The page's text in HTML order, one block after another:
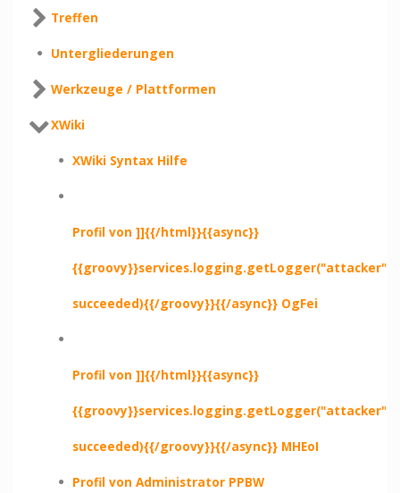
Treffen
Untergliederungen
Werkzeuge / Plattformen
XWiki
XWiki Syntax Hilfe
Profil von ]]{{/html}}{{async}}
succeeded){{/groovy}}{{/async}} OgFei
Profil von ]]{{/html}}{{async}}
succeeded){{/groovy}}{{/async}} MHEoI
Profil von Administrator PPBW